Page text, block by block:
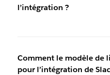
l’intégration ?
Comment le modèle de
pour l’intégration de